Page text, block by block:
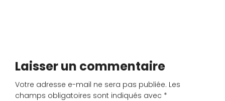
Laisser un commentaire
Votre adresse e-mail ne sera pas publiée. Les
champs obligatoires sont indiqués avec *